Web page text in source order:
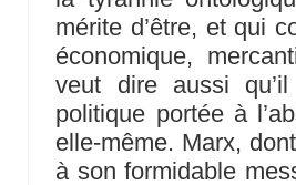
mérite d’être, et qui
économique,
veut dire aussi
politique portée à
elle-même. Marx,
à son formidable